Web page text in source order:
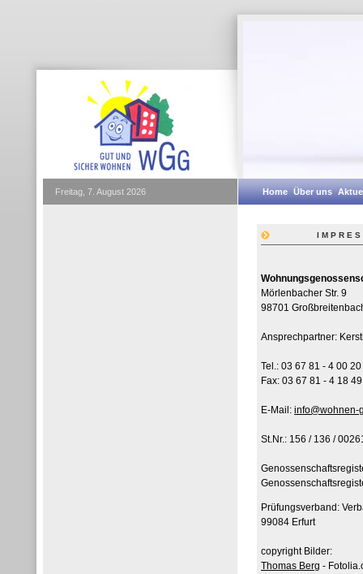
Freitag, 7. August 2026 HomeÜber uns
Mörlenbacher Str. 9
98701
Ansprechpartner:
Tel.: 03 67 81 - 4 00 20
Fax: 03 67 81 - 4 18 49
E-Mail: info@wohnen-
St.Nr.: 156 / 136 /
Prüfungsverband:
99084 Erfurt
copyright Bilder:
Thomas Berg -